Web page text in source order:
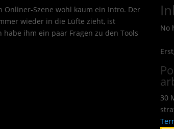
Onliner-Szene wohl kaum ein Intro. Der
wieder in die Lüfte zieht, ist
habe ihm ein paar Fragen zu den Tools
No
30